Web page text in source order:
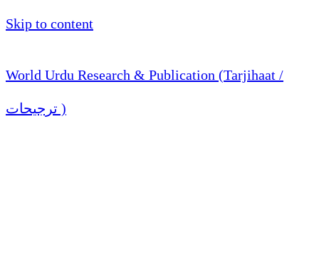
Skip to content
World Urdu Research & Publication (Tarjihaat /
ترجیحات )